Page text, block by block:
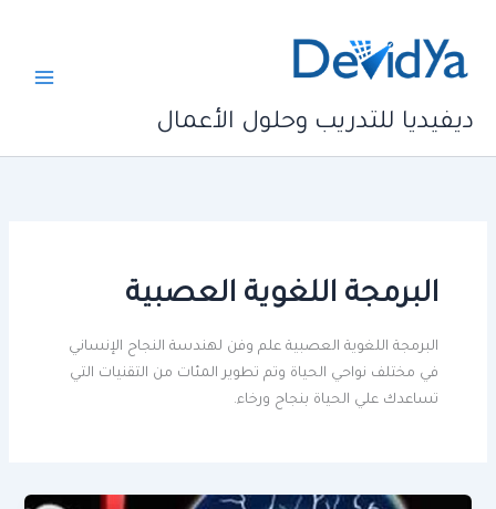
المحتوى
ديفيديا للتدريب وحلول الأعمال
البرمجة اللغوية العصبية
البرمجة اللغوية العصبية علم وفن لهندسة النجاح الإنساني
في مختلف نواحي الحياة وتم تطوير المئات من التقنيات التي
تساعدك علي الحياة بنجاح ورخاء.​